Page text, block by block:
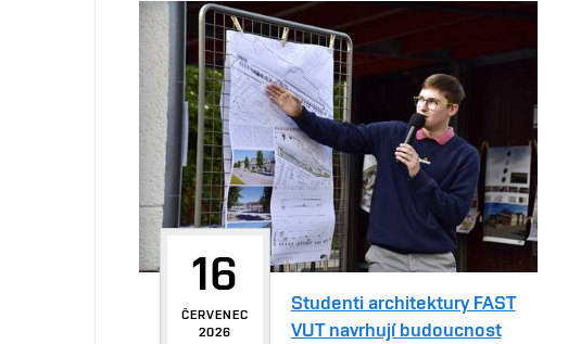
16
ČERVENEC
2026
Studenti architektury FAST
VUT navrhují budoucnost